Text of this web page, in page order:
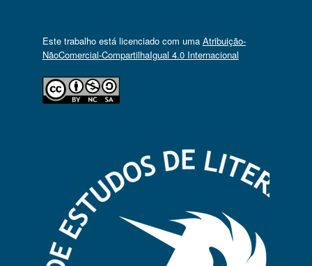
Este trabalho está licenciado com uma Atribuição-
NãoComercial-CompartilhaIgual 4.0 Internacional